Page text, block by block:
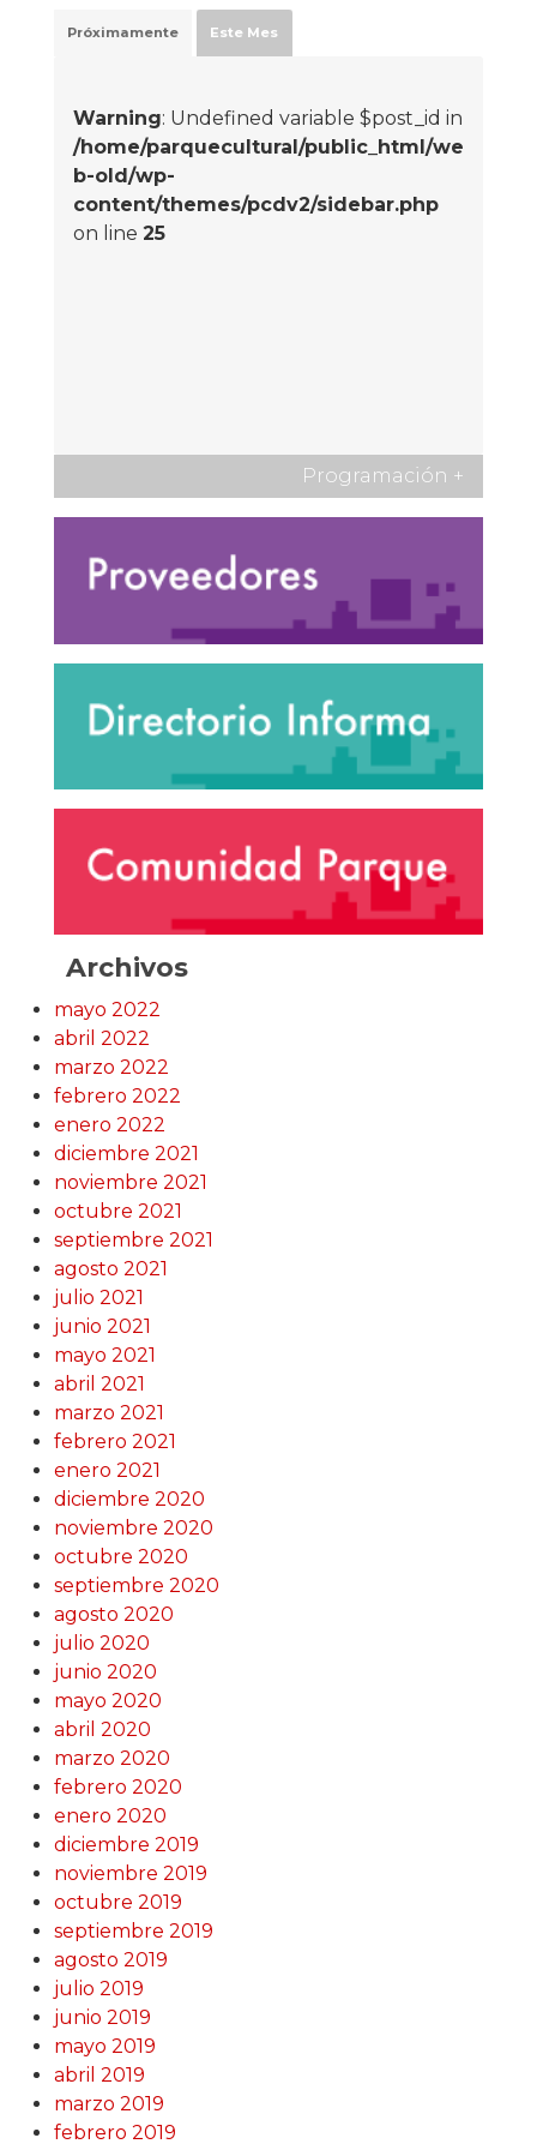
Próximamente Este Mes
Warning: Undefined variable $post_id in
/home/parquecultural/public_html/we
b-old/wp-
content/themes/pcdv2/sidebar.php
on line 25
Programación +
Archivos
mayo 2022
abril 2022
marzo 2022
febrero 2022
enero 2022
diciembre 2021
noviembre 2021
octubre 2021
septiembre 2021
agosto 2021
julio 2021
junio 2021
mayo 2021
abril 2021
marzo 2021
febrero 2021
enero 2021
diciembre 2020
noviembre 2020
octubre 2020
septiembre 2020
agosto 2020
julio 2020
junio 2020
mayo 2020
abril 2020
marzo 2020
febrero 2020
enero 2020
diciembre 2019
noviembre 2019
octubre 2019
septiembre 2019
agosto 2019
julio 2019
junio 2019
mayo 2019
abril 2019
marzo 2019
febrero 2019